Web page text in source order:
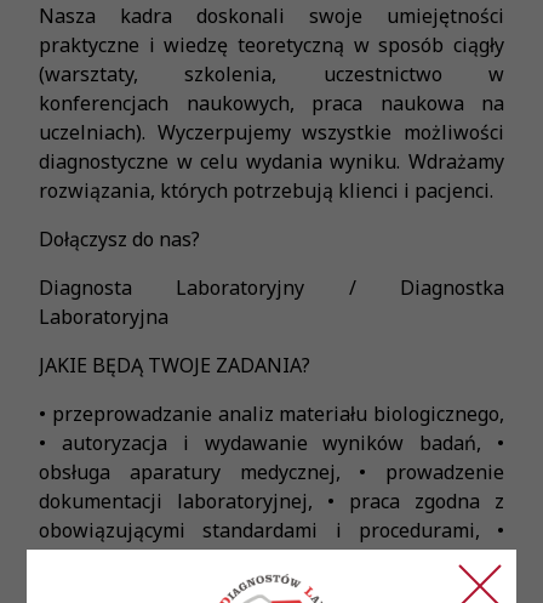
Nasza kadra doskonali swoje umiejętności
praktyczne i wiedzę teoretyczną w sposób ciągły
(warsztaty, szkolenia, uczestnictwo w
konferencjach naukowych, praca naukowa na
uczelniach). Wyczerpujemy wszystkie możliwości
diagnostyczne w celu wydania wyniku. Wdrażamy
rozwiązania, których potrzebują klienci i pacjenci.
Dołączysz do nas?
Diagnosta Laboratoryjny / Diagnostka
Laboratoryjna
JAKIE BĘDĄ TWOJE ZADANIA?
• przeprowadzanie analiz materiału biologicznego,
• autoryzacja i wydawanie wyników badań, •
obsługa aparatury medycznej, • prowadzenie
dokumentacji laboratoryjnej, • praca zgodna z
obowiązującymi standardami i procedurami, •
współpraca z członkami zespołu oraz
pracownikami innych działów